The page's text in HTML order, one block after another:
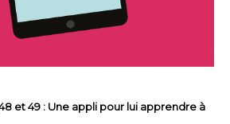
et 49 : Une appli pour lui apprendre à